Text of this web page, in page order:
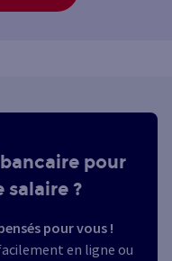
pour
?
pour vous !
en ligne ou